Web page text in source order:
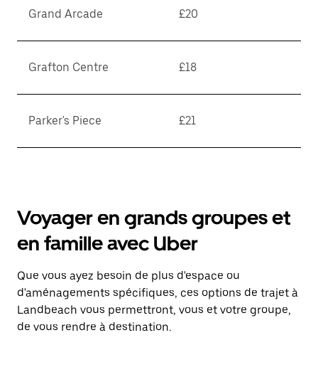
Grand Arcade £20
Grafton Centre £18
Parker's Piece £21
Voyager en grands groupes et
en famille avec Uber
Que vous ayez besoin de plus d'espace ou
d'aménagements spécifiques, ces options de trajet à
Landbeach vous permettront, vous et votre groupe,
de vous rendre à destination.